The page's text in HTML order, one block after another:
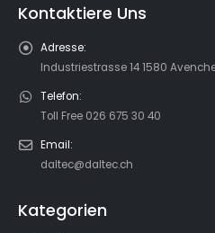
Kontaktiere Uns
Adresse:
Industriestrasse 14 1580
Telefon:
Toll Free 026 675 30 40
Email:
daltec@daltec.ch
Kategorien